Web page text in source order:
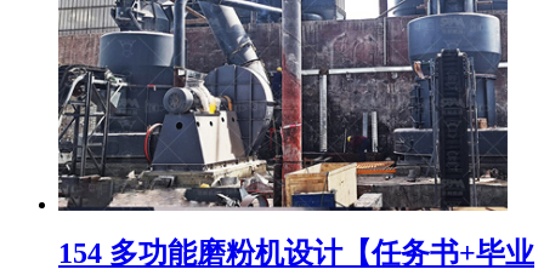
154 多功能磨粉机设计【任务书+毕业